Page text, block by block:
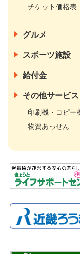
チケット価格表
グルメ
スポーツ施設
給付金
その他サービス
印刷機・コピー
物資あっせん